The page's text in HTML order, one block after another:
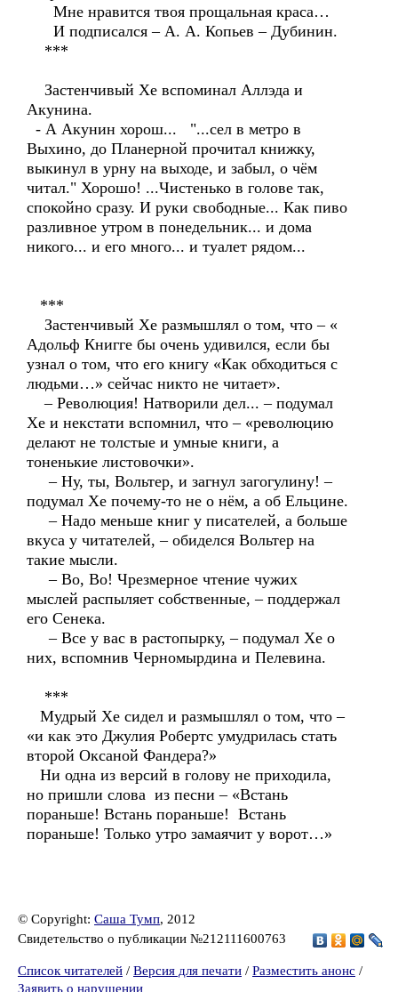
Мне нравится твоя прощальная краса…
И подписался – А. А. Копьев – Дубинин.
***
Застенчивый Хе вспоминал Аллэда и
Акунина.
- А Акунин хорош... "...сел в метро в
Выхино, до Планерной прочитал книжку,
выкинул в урну на выходе, и забыл, о чём
читал." Хорошо! ...Чистенько в голове так,
спокойно сразу. И руки свободные... Как пиво
разливное утром в понедельник... и дома
никого... и его много... и туалет рядом...
***
Застенчивый Хе размышлял о том, что – «
Адольф Книгге бы очень удивился, если бы
узнал о том, что его книгу «Как обходиться с
людьми…» сейчас никто не читает».
– Революция! Натворили дел... – подумал
Хе и некстати вспомнил, что – «революцию
делают не толстые и умные книги, а
тоненькие листовочки».
– Ну, ты, Вольтер, и загнул загогулину! –
подумал Хе почему-то не о нём, а об Ельцине.
– Надо меньше книг у писателей, а больше
вкуса у читателей, – обиделся Вольтер на
такие мысли.
– Во, Во! Чрезмерное чтение чужих
мыслей распыляет собственные, – поддержал
его Сенека.
– Все у вас в растопырку, – подумал Хе о
них, вспомнив Черномырдина и Пелевина.
***
Мудрый Хе сидел и размышлял о том, что –
«и как это Джулия Робертс умудрилась стать
второй Оксаной Фандера?»
Ни одна из версий в голову не приходила,
но пришли слова из песни – «Встань
пораньше! Встань пораньше! Встань
пораньше! Только утро замаячит у ворот…»
© Copyright: Саша Тумп, 2012
Свидетельство о публикации №212111600763
Список читателей / Версия для печати / Разместить анонс /
Заявить о нарушении